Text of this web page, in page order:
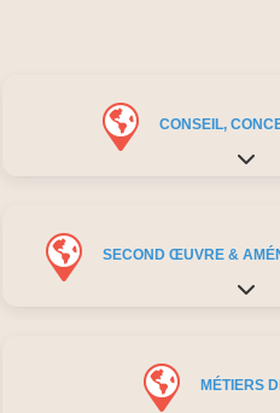
CONSEIL,
SECOND ŒUVRE &
MÉTIERS